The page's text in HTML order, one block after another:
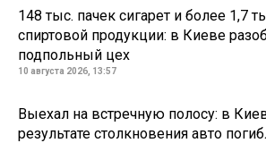
148 тыс. пачек сигарет и более 1,7
спиртовой продукции: в Киеве
подпольный цех
10 августа 2026, 13:57
Выехал на встречную полосу: в
результате столкновения авто